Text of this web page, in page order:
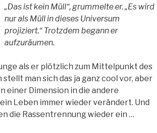
„Das ist kein Müll“, grummelte er. „Es wird
nur als Müll in dieses Universum
projiziert.“ Trotzdem begann er
aufzuräumen.
als er plötzlich zum Mittelpunkt des
man sich das ja ganz cool vor, aber
einer Dimension in die andere
Leben immer wieder verändert. Und
die Rassentrennung wieder ein …